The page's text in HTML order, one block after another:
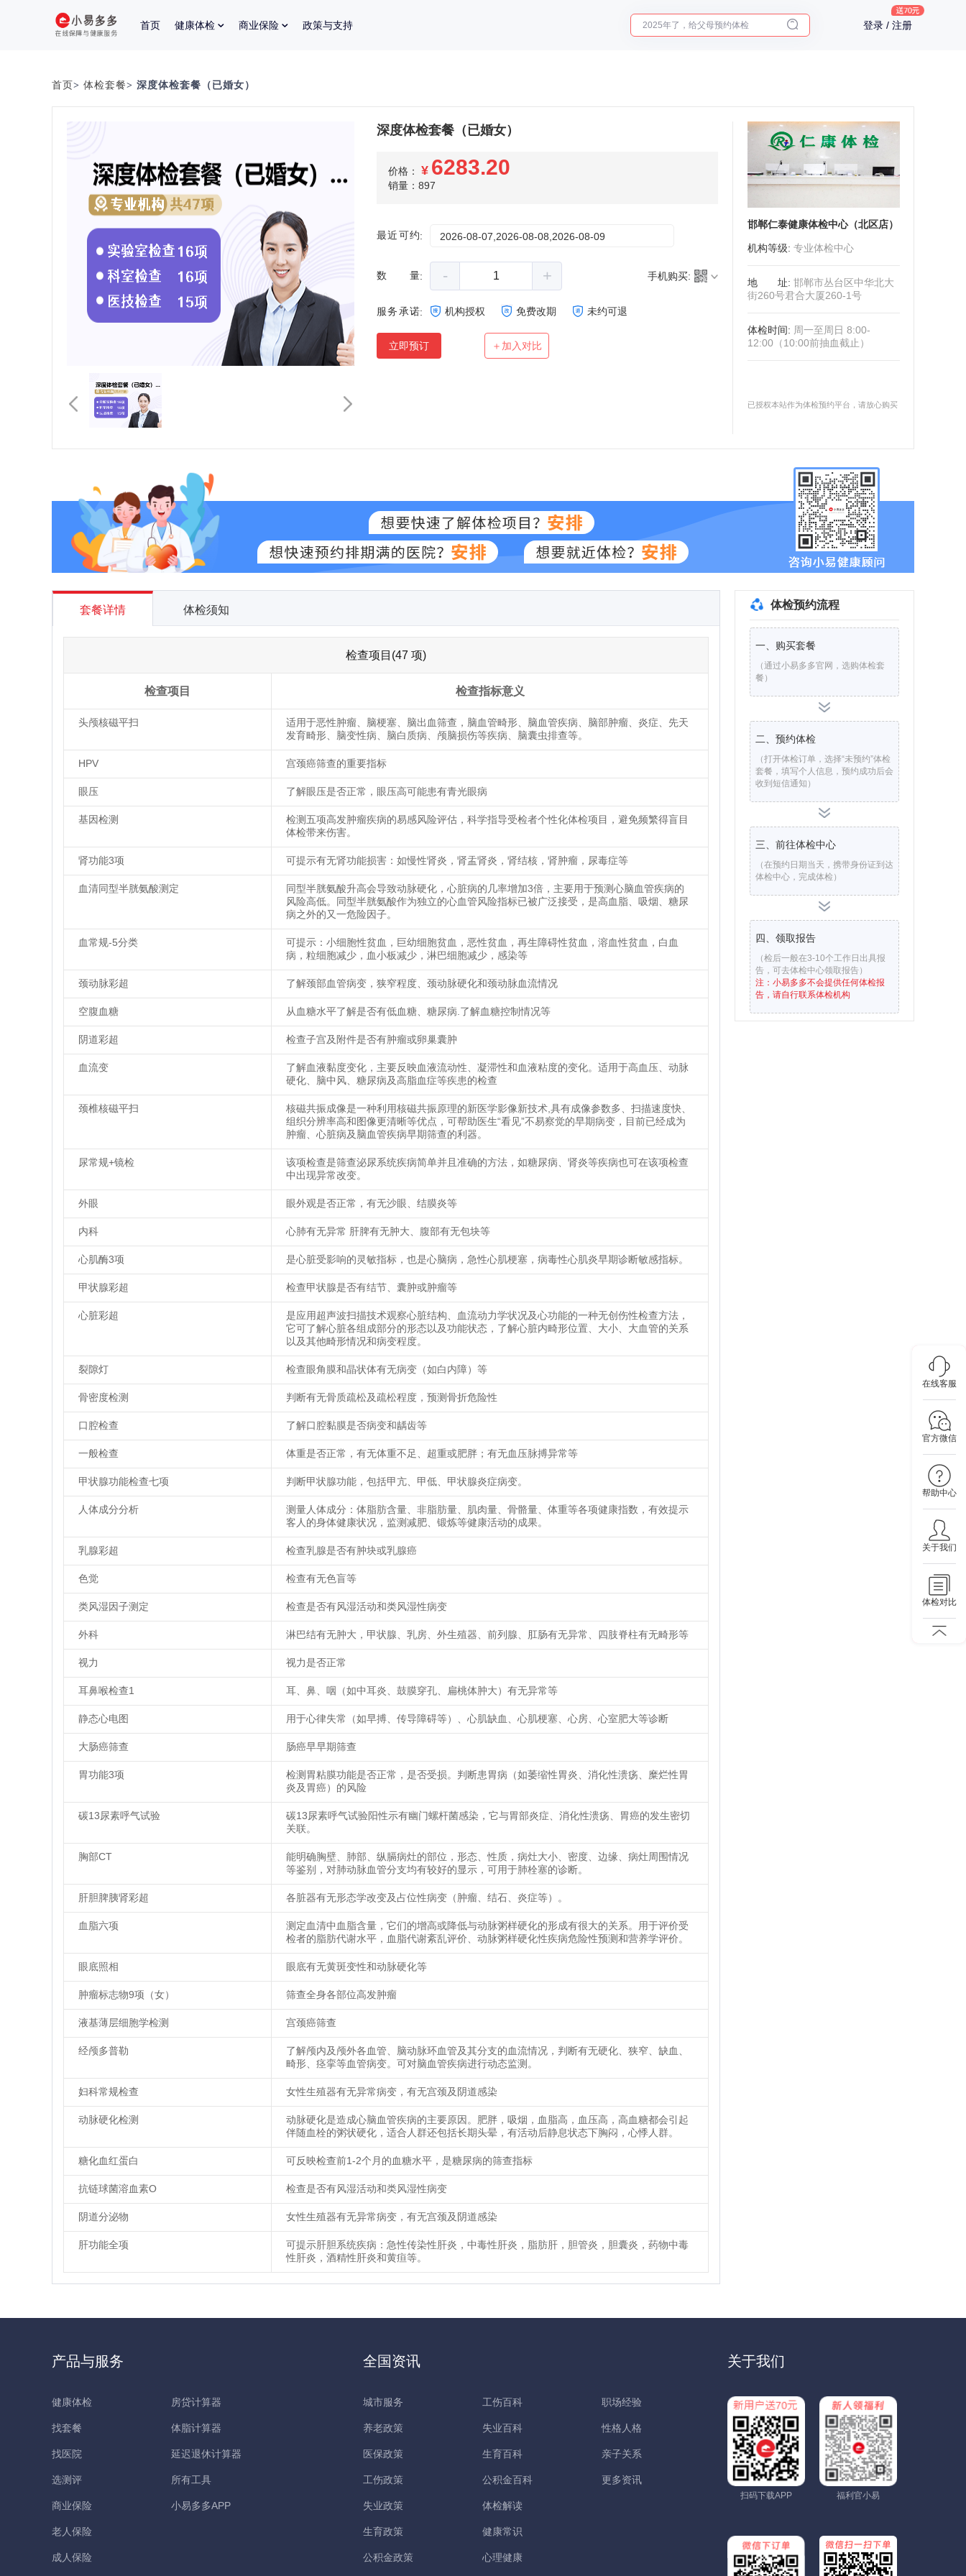
首页 健康体检 商业保险 政策与支持 体检前能吃药吗？ 登录 / 注册
在线客服
官方微信
帮助中心
关于我们
体检对比
首页> 体检套餐> 深度体检套餐（已婚女）
深度体检套餐（已婚女）
价格： ¥ 6283.20
销量：897
最近可约: 2026-08-07,2026-08-08,2026-08-09
数量: - + 手机购买:
服务承诺: 机构授权 免费改期 未约可退
立即预订 ＋加入对比
邯郸仁泰健康体检中心（北区店）
机构等级: 专业体检中心
地址: 邯郸市丛台区中华北大
街260号君合大厦260-1号
体检时间: 周一至周日 8:00-
12:00（10:00前抽血截止）
已授权本站作为体检预约平台，请放心购买
套餐详情 体检须知
检查项目(47 项)
检查项目 检查指标意义
头颅核磁平扫
适用于恶性肿瘤、脑梗塞、脑出血筛查，脑血管畸形、脑血管疾病、脑部肿瘤、炎症、先天
发育畸形、脑变性病、脑白质病、颅脑损伤等疾病、脑囊虫排查等。
HPV 宫颈癌筛查的重要指标
眼压 了解眼压是否正常，眼压高可能患有青光眼病
基因检测
检测五项高发肿瘤疾病的易感风险评估，科学指导受检者个性化体检项目，避免频繁得盲目
体检带来伤害。
肾功能3项 可提示有无肾功能损害：如慢性肾炎，肾盂肾炎，肾结核，肾肿瘤，尿毒症等
血清同型半胱氨酸测定
同型半胱氨酸升高会导致动脉硬化，心脏病的几率增加3倍，主要用于预测心脑血管疾病的
风险高低。同型半胱氨酸作为独立的心血管风险指标已被广泛接受，是高血脂、吸烟、糖尿
病之外的又一危险因子。
血常规-5分类
可提示：小细胞性贫血，巨幼细胞贫血，恶性贫血，再生障碍性贫血，溶血性贫血，白血
病，粒细胞减少，血小板减少，淋巴细胞减少，感染等
颈动脉彩超 了解颈部血管病变，狭窄程度、颈动脉硬化和颈动脉血流情况
空腹血糖 从血糖水平了解是否有低血糖、糖尿病.了解血糖控制情况等
阴道彩超 检查子宫及附件是否有肿瘤或卵巢囊肿
血流变
了解血液黏度变化，主要反映血液流动性、凝滞性和血液粘度的变化。适用于高血压、动脉
硬化、脑中风、糖尿病及高脂血症等疾患的检查
颈椎核磁平扫
核磁共振成像是一种利用核磁共振原理的新医学影像新技术,具有成像参数多、扫描速度快、
组织分辨率高和图像更清晰等优点，可帮助医生“看见”不易察觉的早期病变，目前已经成为
肿瘤、心脏病及脑血管疾病早期筛查的利器。
尿常规+镜检
该项检查是筛查泌尿系统疾病简单并且准确的方法，如糖尿病、肾炎等疾病也可在该项检查
中出现异常改变。
外眼 眼外观是否正常，有无沙眼、结膜炎等
内科 心肺有无异常 肝脾有无肿大、腹部有无包块等
心肌酶3项 是心脏受影响的灵敏指标，也是心脑病，急性心肌梗塞，病毒性心肌炎早期诊断敏感指标。
甲状腺彩超 检查甲状腺是否有结节、囊肿或肿瘤等
心脏彩超
是应用超声波扫描技术观察心脏结构、血流动力学状况及心功能的一种无创伤性检查方法，
它可了解心脏各组成部分的形态以及功能状态，了解心脏内畸形位置、大小、大血管的关系
以及其他畸形情况和病变程度。
裂隙灯 检查眼角膜和晶状体有无病变（如白内障）等
骨密度检测 判断有无骨质疏松及疏松程度，预测骨折危险性
口腔检查 了解口腔黏膜是否病变和龋齿等
一般检查 体重是否正常，有无体重不足、超重或肥胖；有无血压脉搏异常等
甲状腺功能检查七项 判断甲状腺功能，包括甲亢、甲低、甲状腺炎症病变。
人体成分分析
测量人体成分：体脂肪含量、非脂肪量、肌肉量、骨骼量、体重等各项健康指数，有效提示
客人的身体健康状况，监测减肥、锻炼等健康活动的成果。
乳腺彩超 检查乳腺是否有肿块或乳腺癌
色觉 检查有无色盲等
类风湿因子测定 检查是否有风湿活动和类风湿性病变
外科 淋巴结有无肿大，甲状腺、乳房、外生殖器、前列腺、肛肠有无异常、四肢脊柱有无畸形等
视力 视力是否正常
耳鼻喉检查1 耳、鼻、咽（如中耳炎、鼓膜穿孔、扁桃体肿大）有无异常等
静态心电图 用于心律失常（如早搏、传导障碍等）、心肌缺血、心肌梗塞、心房、心室肥大等诊断
大肠癌筛查 肠癌早早期筛查
胃功能3项
检测胃粘膜功能是否正常，是否受损。判断患胃病（如萎缩性胃炎、消化性溃疡、糜烂性胃
炎及胃癌）的风险
碳13尿素呼气试验
碳13尿素呼气试验阳性示有幽门螺杆菌感染，它与胃部炎症、消化性溃疡、胃癌的发生密切
关联。
胸部CT
能明确胸壁、肺部、纵膈病灶的部位，形态、性质，病灶大小、密度、边缘、病灶周围情况
等鉴别，对肺动脉血管分支均有较好的显示，可用于肺栓塞的诊断。
肝胆脾胰肾彩超 各脏器有无形态学改变及占位性病变（肿瘤、结石、炎症等）。
血脂六项
测定血清中血脂含量，它们的增高或降低与动脉粥样硬化的形成有很大的关系。用于评价受
检者的脂肪代谢水平，血脂代谢紊乱评价、动脉粥样硬化性疾病危险性预测和营养学评价。
眼底照相 眼底有无黄斑变性和动脉硬化等
肿瘤标志物9项（女） 筛查全身各部位高发肿瘤
液基薄层细胞学检测 宫颈癌筛查
经颅多普勒
了解颅内及颅外各血管、脑动脉环血管及其分支的血流情况，判断有无硬化、狭窄、缺血、
畸形、痉挛等血管病变。可对脑血管疾病进行动态监测。
妇科常规检查 女性生殖器有无异常病变，有无宫颈及阴道感染
动脉硬化检测
动脉硬化是造成心脑血管疾病的主要原因。肥胖，吸烟，血脂高，血压高，高血糖都会引起
伴随血栓的粥状硬化，适合人群还包括长期头晕，有活动后静息状态下胸闷，心悸人群。
糖化血红蛋白 可反映检查前1-2个月的血糖水平，是糖尿病的筛查指标
抗链球菌溶血素O 检查是否有风湿活动和类风湿性病变
阴道分泌物 女性生殖器有无异常病变，有无宫颈及阴道感染
肝功能全项
可提示肝胆系统疾病：急性传染性肝炎，中毒性肝炎，脂肪肝，胆管炎，胆囊炎，药物中毒
性肝炎，酒精性肝炎和黄疸等。
体检预约流程
一、购买套餐
（通过小易多多官网，选购体检套
餐）
二、预约体检
（打开体检订单，选择“未预约”体检
套餐，填写个人信息，预约成功后会
收到短信通知）
三、前往体检中心
（在预约日期当天，携带身份证到达
体检中心，完成体检）
四、领取报告
（检后一般在3-10个工作日出具报
告，可去体检中心领取报告）
注：小易多多不会提供任何体检报
告，请自行联系体检机构
产品与服务
健康体检
找套餐
找医院
选测评
商业保险
老人保险
成人保险
房贷计算器
体脂计算器
延迟退休计算器
所有工具
小易多多APP
全国资讯
城市服务
养老政策
医保政策
工伤政策
失业政策
生育政策
公积金政策
工伤百科
失业百科
生育百科
公积金百科
体检解读
健康常识
心理健康
职场经验
性格人格
亲子关系
更多资讯
关于我们
扫码下载APP 福利官小易